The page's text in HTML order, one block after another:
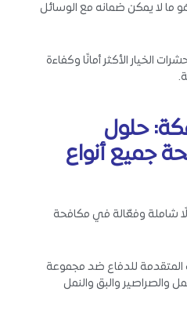
ما لا يمكن ضمانه مع الوسائل
الخيار الأكثر أمانًا وكفاءة
حلول
جميع أنواع
شاملة وفعّالة في مكافحة
المتقدمة للدفاع ضد مجموعة
والصراصير والبق والنمل